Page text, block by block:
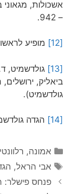
– 942.
[12] מופיע
[13] גולדשמיט,
גולדשמיט).
[14] הגדה
קטגוריות
אמונה,
תגיות
אבי הראל,
פנחס פישלר: